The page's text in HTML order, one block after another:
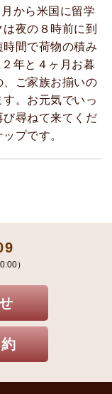
から米国に留学
夜の８時前に到
間で荷物の積み
年と４ヶ月お暮
、ご家族お揃いの
。お元気でいっ
尋ねて来てくだ
プです。
）